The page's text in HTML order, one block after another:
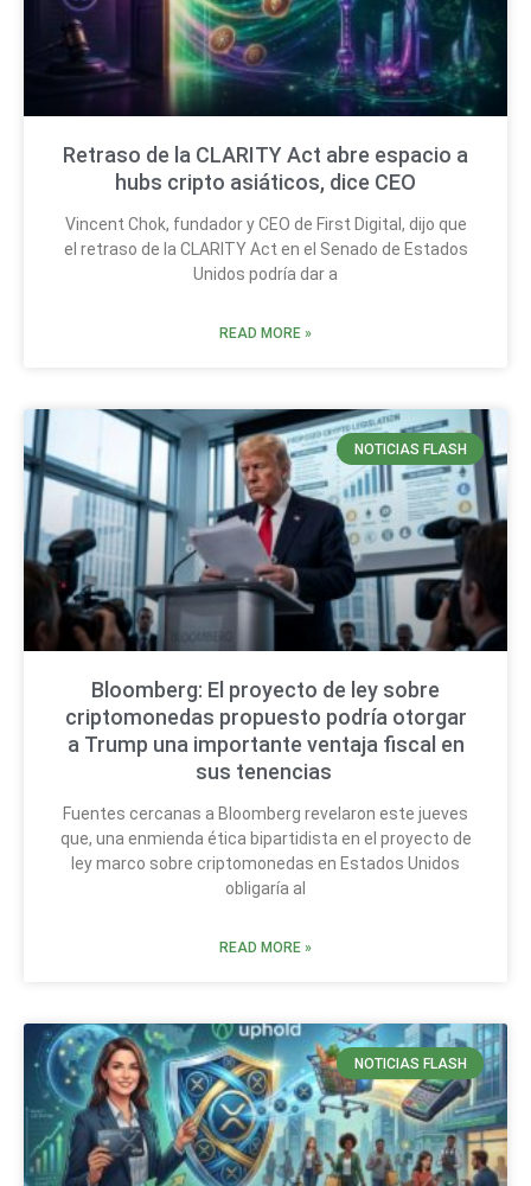
Retraso de la CLARITY Act abre espacio a
hubs cripto asiáticos, dice CEO
Vincent Chok, fundador y CEO de First Digital, dijo que
el retraso de la CLARITY Act en el Senado de Estados
Unidos podría dar a
READ MORE »
NOTICIAS FLASH
Bloomberg: El proyecto de ley sobre
criptomonedas propuesto podría otorgar
a Trump una importante ventaja fiscal en
sus tenencias
Fuentes cercanas a Bloomberg revelaron este jueves
que, una enmienda ética bipartidista en el proyecto de
ley marco sobre criptomonedas en Estados Unidos
obligaría al
READ MORE »
NOTICIAS FLASH